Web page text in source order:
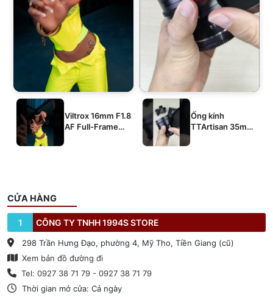
Viltrox 16mm F1.8
AF Full-Frame
Ống kính
TTArtisan 35mm
CỬA HÀNG
1 CÔNG TY TNHH 1994S STORE
298 Trần Hưng Đạo, phường 4, Mỹ Tho, Tiền Giang (cũ)
Xem bản đồ đường đi
Tel: 0927 38 71 79 - 0927 38 71 79
Thời gian mở cửa: Cả ngày